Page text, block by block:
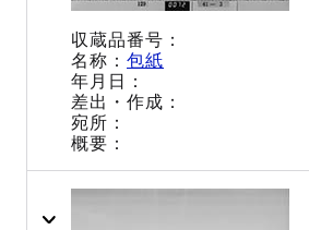
包紙